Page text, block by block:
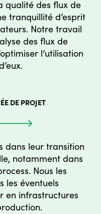
qualité des flux de
tranquillité d’esprit
Notre travail
des flux de
l’utilisation
DE PROJET
dans leur transition
notamment dans
Nous les
les éventuels
en infrastructures